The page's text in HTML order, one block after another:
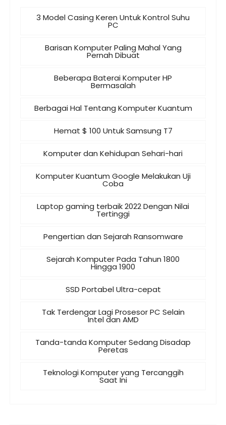
3 Model Casing Keren Untuk Kontrol Suhu
PC
Barisan Komputer Paling Mahal Yang
Pernah Dibuat
Beberapa Baterai Komputer HP
Bermasalah
Berbagai Hal Tentang Komputer Kuantum
Hemat $ 100 Untuk Samsung T7
Komputer dan Kehidupan Sehari-hari
Komputer Kuantum Google Melakukan Uji
Coba
Laptop gaming terbaik 2022 Dengan Nilai
Tertinggi
Pengertian dan Sejarah Ransomware
Sejarah Komputer Pada Tahun 1800
Hingga 1900
SSD Portabel Ultra-cepat
Tak Terdengar Lagi Prosesor PC Selain
Intel dan AMD
Tanda-tanda Komputer Sedang Disadap
Peretas
Teknologi Komputer yang Tercanggih
Saat Ini